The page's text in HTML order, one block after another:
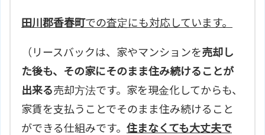
田川郡香春町での査定にも対応しています。
（リースバックは、家やマンションを売却し
た後も、その家にそのまま住み続けることが
出来る売却方法です。家を現金化してからも、
家賃を支払うことでそのまま住み続けること
ができる仕組みです。 住まなくても大丈夫で